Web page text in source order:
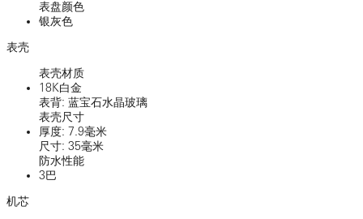
表盘颜色
银灰色
表壳
表壳材质
18K白金
表背: 蓝宝石水晶玻璃
表壳尺寸
厚度: 7.9毫米
尺寸: 35毫米
防水性能
3巴
机芯